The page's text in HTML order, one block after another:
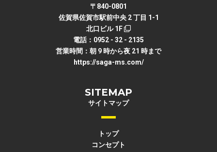
〒840-0801
佐賀県佐賀市駅前中央 2 丁目 1-1
北口ビル 1F
電話：0952 - 32 - 2135
営業時間：朝 9 時から夜 21 時まで
https://saga-ms.com/
SITEMAP
サイトマップ
トップ
コンセプト